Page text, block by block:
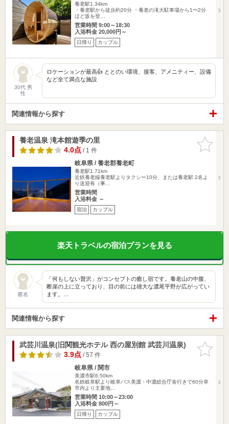
養老駅1.34km
・養老駅から徒歩約20分 ・養老の滝大駐車場から1〜2分
ほど坂を登…
営業時間 9:00～18:30
入浴料金 20,000円～
日帰り カップル
30代 男
性
ロケーションが最高👍 ととのい環境、接客、アメニティー、設備
など全て満点な施設
関連情報から探す
お気に入
りに追加
養老温泉 滝本館遊季の里
4.0点/ 1 件
岐阜県 / 養老郡養老町
養老駅1.71km
近鉄養老線養老駅よりタクシー10分、または養老駅 2名よ
り送迎有（事…
営業時間
入浴料金 ～
宿泊 カップル
楽天トラベルの宿泊プランを見る
匿名
「何もしない贅沢」がコンセプトの癒し宿です。養老山の中腹、
断崖の上に立っており、目の前には雄大な濃尾平野が広がってい
ます。…
関連情報から探す
お気に入
りに追加
武芸川温泉(旧関観光ホテル 西の屋別館 武芸川温泉)
3.9点/ 57 件
岐阜県 / 関市
美濃市駅6.50km
名鉄岐阜駅より岐阜バス美濃・中濃総合庁舎行きで60分阜
市内より主要地…
営業時間 10:00～23:00
入浴料金 800円～
日帰り カップル